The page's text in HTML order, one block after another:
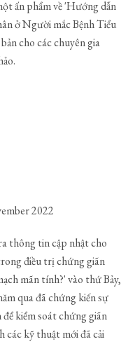
ấn phẩm về 'Hướng dẫn
ở Người mắc Bệnh Tiểu
cho các chuyên gia
thông tin cập nhật cho
điều trị chứng giãn
mãn tính?' vào thứ Bảy,
qua đã chứng kiến sự
kiểm soát chứng giãn
các kỹ thuật mới đã cải